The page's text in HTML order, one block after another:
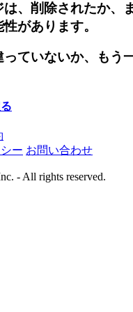
、削除されたか、
があります。
っていないか、もう
ー お問い合わせ
- All rights reserved.